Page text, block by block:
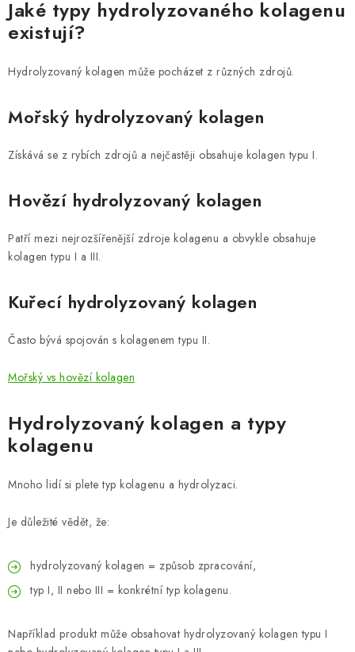
Jaké typy hydrolyzovaného kolagenu
existují?
Hydrolyzovaný kolagen může pocházet z různých zdrojů.
Mořský hydrolyzovaný kolagen
Získává se z rybích zdrojů a nejčastěji obsahuje kolagen typu I.
Hovězí hydrolyzovaný kolagen
Patří mezi nejrozšířenější zdroje kolagenu a obvykle obsahuje
kolagen typu I a III.
Kuřecí hydrolyzovaný kolagen
Často bývá spojován s kolagenem typu II.
Mořský vs hovězí kolagen
Hydrolyzovaný kolagen a typy
kolagenu
Mnoho lidí si plete typ kolagenu a hydrolyzaci.
Je důležité vědět, že:
hydrolyzovaný kolagen = způsob zpracování,
typ I, II nebo III = konkrétní typ kolagenu.
Například produkt může obsahovat hydrolyzovaný kolagen typu I